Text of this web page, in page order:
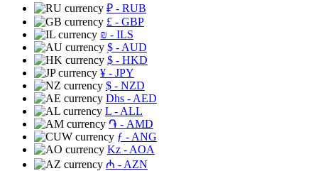
₽ - RUB
£ - GBP
₪ - ILS
$ - AUD
$ - HKD
¥ - JPY
$ - NZD
Dhs - AED
L - ALL
֏ - AMD
ƒ - ANG
Kz - AOA
₼ - AZN